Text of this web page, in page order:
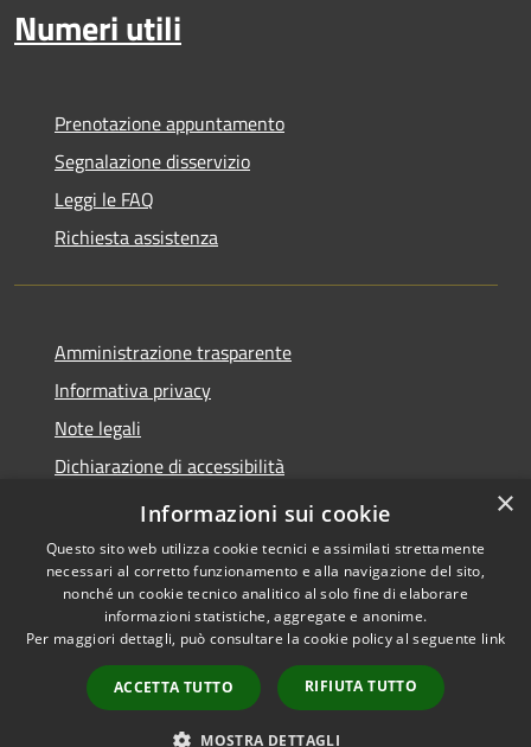
Numeri utili
Prenotazione appuntamento
Segnalazione disservizio
Leggi le FAQ
Richiesta assistenza
Amministrazione trasparente
Informativa privacy
Note legali
Dichiarazione di accessibilità
Whistleblowing
Accessibilità
Copyright © 2026 • Comune di
Abbiategrasso • Powered by
Municipium•
Accesso
redazione
×
Informazioni sui cookie
Questo sito web utilizza cookie tecnici e assimilati strettamente
necessari al corretto funzionamento e alla navigazione del sito,
nonché un cookie tecnico analitico al solo fine di elaborare
informazioni statistiche, aggregate e anonime.
Per maggiori dettagli, può consultare la cookie policy al seguente link
ACCETTA TUTTO RIFIUTA TUTTO
MOSTRA DETTAGLI